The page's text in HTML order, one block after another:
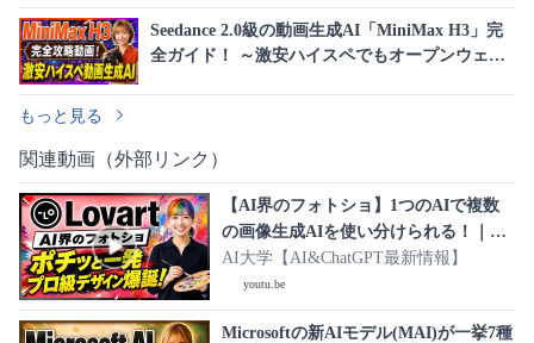
Seedance 2.0級の動画生成AI「MiniMax H3」完
全ガイド！ ～激安ハイスペでもオープンウェイ
もっと見る
関連動画（外部リンク）
【AI界のフォトショ】1つのAIで複数
の画像生成AIを使い分けられる！｜AI
デザインエージェント「Lovart」完全
ガイド
AI大学【AI&ChatGPT最新情報】
youtu.be
Microsoftの新AIモデル(MAI)が一挙7種